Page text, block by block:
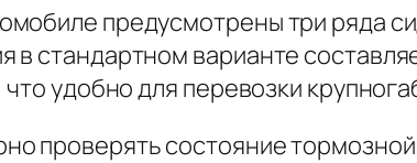
предусмотрены три ряда
стандартном варианте
удобно для перевозки
проверять состояние